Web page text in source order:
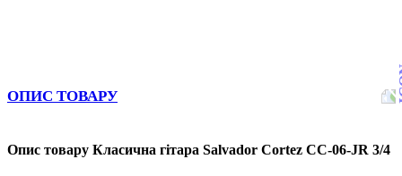
ОПИС ТОВАРУ
Опис товару Класична гітара Salvador Cortez CC-06-JR 3/4